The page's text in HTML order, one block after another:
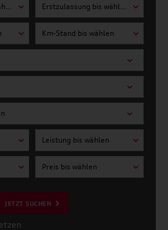
Erstzulassung von wählen Erstzulassung bis wählen
Km-Stand bis wählen
Leistung bis wählen
Preis bis wählen
JETZT SUCHEN